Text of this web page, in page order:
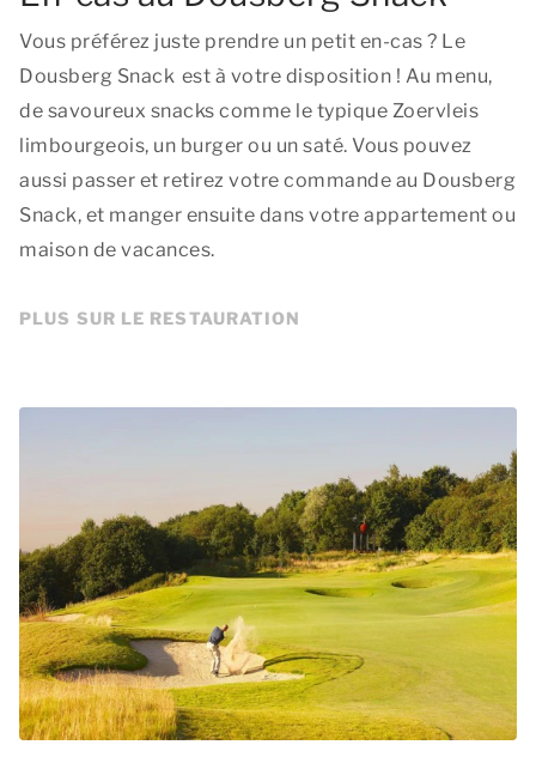
Vous préférez juste prendre un petit en-cas ? Le
Dousberg Snack est à votre disposition ! Au menu,
de savoureux snacks comme le typique Zoervleis
limbourgeois, un burger ou un saté. Vous pouvez
aussi passer et retirez votre commande au Dousberg
Snack, et manger ensuite dans votre appartement ou
maison de vacances.
PLUS SUR LE RESTAURATION